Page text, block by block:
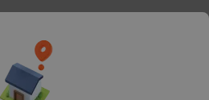
de Restaurantes
países
para pedir Comida a Domicilio -